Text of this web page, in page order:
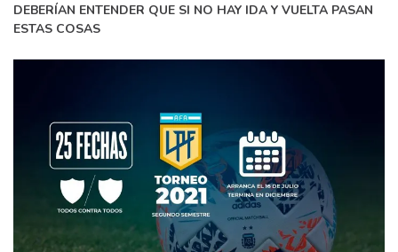
DEBERÍAN ENTENDER QUE SI NO HAY IDA Y VUELTA PASAN
ESTAS COSAS